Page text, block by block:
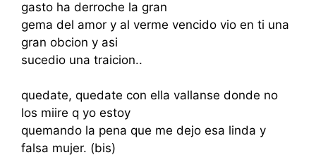
gasto ha derroche la gran
gema del amor y al verme vencido vio en ti una
gran obcion y asi
sucedio una traicion..
quedate, quedate con ella vallanse donde no
los miire q yo estoy
quemando la pena que me dejo esa linda y
falsa mujer. (bis)